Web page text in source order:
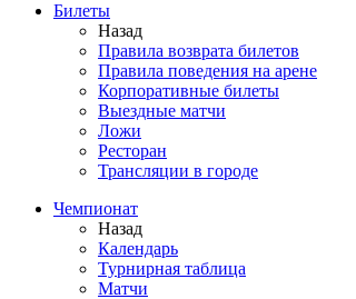
Билеты
Назад
Правила возврата билетов
Правила поведения на арене
Корпоративные билеты
Выездные матчи
Ложи
Ресторан
Трансляции в городе
Чемпионат
Назад
Календарь
Турнирная таблица
Матчи